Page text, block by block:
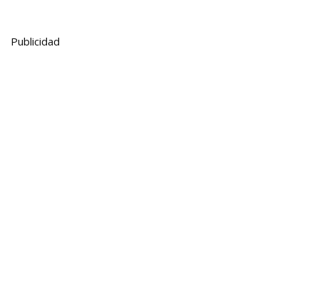
Publicidad